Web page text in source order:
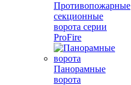
Противопожарные
секционные
ворота серии
ProFire
Панорамные
ворота